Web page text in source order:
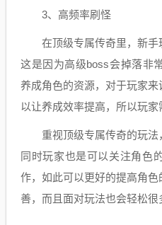
3、高频率刷怪
在顶级专属传奇里，新手
这是因为高级boss会掉落非
养成角色的资源，对于玩家
以让养成效率提高，所以玩家
重视顶级专属传奇的玩法
同时玩家也是可以关注角色
作，如此可以更好的提高角
善，而且面对玩法也会轻松很